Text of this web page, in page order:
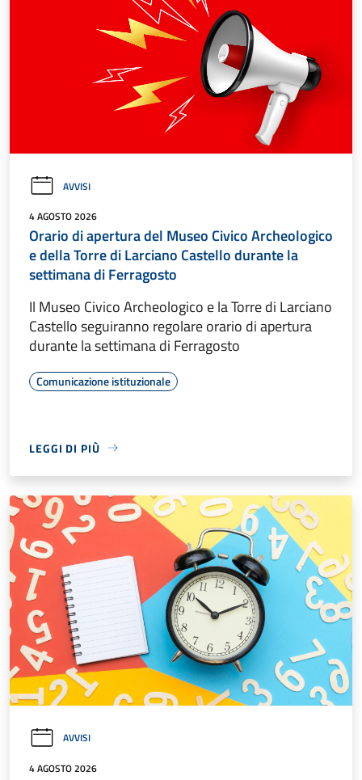
AVVISI
4 AGOSTO 2026
Orario di apertura del Museo Civico Archeologico
e della Torre di Larciano Castello durante la
settimana di Ferragosto
Il Museo Civico Archeologico e la Torre di Larciano
Castello seguiranno regolare orario di apertura
durante la settimana di Ferragosto
Comunicazione istituzionale
LEGGI DI PIÙ
AVVISI
4 AGOSTO 2026